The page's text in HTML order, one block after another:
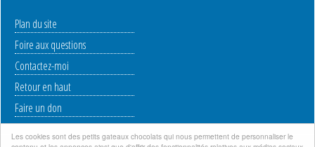
Les cookies sont des petits gateaux chocolats qui nous permettent de personnaliser le
Plan du site
Foire aux questions
Contactez-moi
Retour en haut
Faire un don